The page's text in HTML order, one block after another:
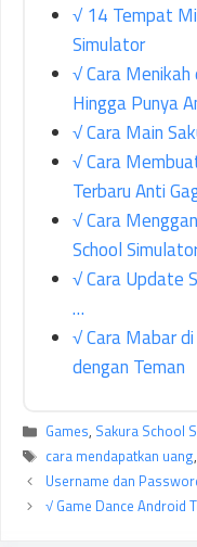
√ 14 Tempat
Simulator
√ Cara
Hingga Punya
√ Cara Main
√ Cara
Terbaru Anti
√ Cara
School
√ Cara Update
…
√ Cara Mabar
dengan Teman
Kategori
Games, Sakura School
Tag
cara mendapatkan uang,
Username dan
√ Game Dance Android